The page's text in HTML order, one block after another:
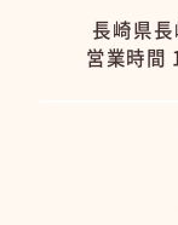
長崎県
営業時間